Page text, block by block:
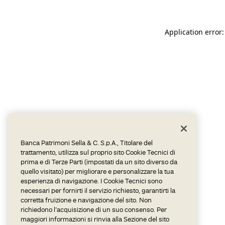
Application
Banca Patrimoni Sella & C. S.p.A., Titolare del
trattamento, utilizza sul proprio sito Cookie Tecnici di
prima e di Terze Parti (impostati da un sito diverso da
quello visitato) per migliorare e personalizzare la tua
esperienza di navigazione. I Cookie Tecnici sono
necessari per fornirti il servizio richiesto, garantirti la
corretta fruizione e navigazione del sito. Non
richiedono l’acquisizione di un suo consenso. Per
maggiori informazioni si rinvia alla Sezione del sito